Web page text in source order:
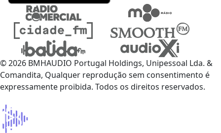
© 2026 BMHAUDIO Portugal Holdings, Unipessoal Lda. &
Comandita, Qualquer reprodução sem consentimento é
expressamente proibida. Todos os direitos reservados.